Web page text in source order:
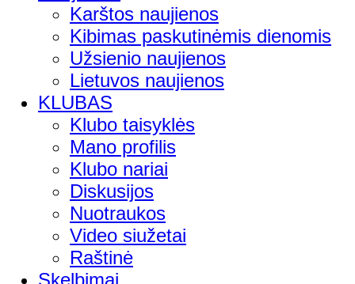
Karštos naujienos
Kibimas paskutinėmis dienomis
Užsienio naujienos
Lietuvos naujienos
KLUBAS
Klubo taisyklės
Mano profilis
Klubo nariai
Diskusijos
Nuotraukos
Video siužetai
Raštinė
Skelbimai